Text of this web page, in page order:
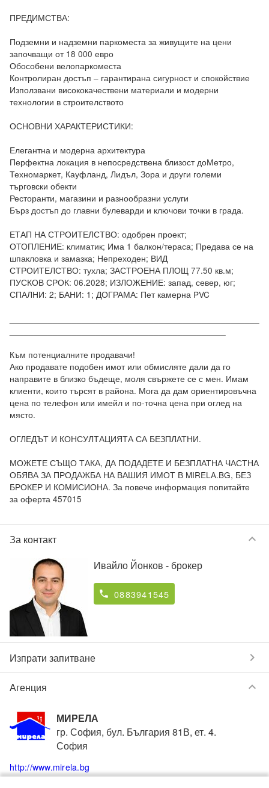
ПРЕДИМСТВА:
Подземни и надземни паркоместа за живущите на цени
започващи от 18 000 евро
Обособени велопаркоместа
Контролиран достъп – гарантирана сигурност и спокойствие
Използвани висококачествени материали и модерни
технологии в строителството
ОСНОВНИ ХАРАКТЕРИСТИКИ:
Елегантна и модерна архитектура
Перфектна локация в непосредствена близост доМетро,
Техномаркет, Кауфланд, Лидъл, Зора и други големи
търговски обекти
Ресторанти, магазини и разнообразни услуги
Бърз достъп до главни булеварди и ключови точки в града.
ЕТАП НА СТРОИТЕЛСТВО: одобрен проект;
ОТОПЛЕНИЕ: климатик; Има 1 балкон/тераса; Предава се на
шпакловка и замазка; Непреходен; ВИД
СТРОИТЕЛСТВО: тухла; ЗАСТРОЕНА ПЛОЩ 77.50 кв.м;
ПУСКОВ СРОК: 06.2028; ИЗЛОЖЕНИЕ: запад, север, юг;
СПАЛНИ: 2; БАНИ: 1; ДОГРАМА: Пет камерна PVC
Към потенциалните продавачи!
Ако продавате подобен имот или обмисляте дали да го
направите в близко бъдеще, моля свържете се с мен. Имам
клиенти, които търсят в района. Мога да дам ориентировъчна
цена по телефон или имейл и по-точна цена при оглед на
място.
ОГЛЕДЪТ И КОНСУЛТАЦИЯТА СА БЕЗПЛАТНИ.
МОЖЕТЕ СЪЩО ТАКА, ДА ПОДАДЕТЕ И БЕЗПЛАТНА ЧАСТНА
ОБЯВА ЗА ПРОДАЖБА НА ВАШИЯ ИМОТ В MIRELA.BG, БЕЗ
БРОКЕР И КОМИСИОНА. За повече информация попитайте
за оферта 457015
За контакт keyboard_arrow_down
Ивайло Йонков - брокер
phone 0883941545
Изпрати запитване chevron_right
Агенция keyboard_arrow_down
МИРЕЛА
гр. София, бул. България 81В, ет. 4.
София
http://www.mirela.bg